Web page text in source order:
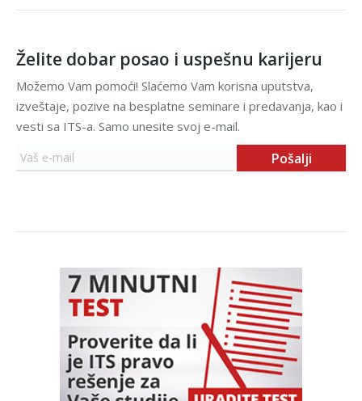
Želite dobar posao i uspešnu karijeru
Možemo Vam pomoći! Slaćemo Vam korisna uputstva,
izveštaje, pozive na besplatne seminare i predavanja, kao i
vesti sa ITS-a. Samo unesite svoj e-mail.